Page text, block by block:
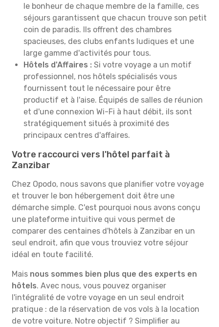
le bonheur de chaque membre de la famille, ces
séjours garantissent que chacun trouve son petit
coin de paradis. Ils offrent des chambres
spacieuses, des clubs enfants ludiques et une
large gamme d'activités pour tous.
Hôtels d'Affaires : Si votre voyage a un motif
professionnel, nos hôtels spécialisés vous
fournissent tout le nécessaire pour être
productif et à l'aise. Équipés de salles de réunion
et d'une connexion Wi-Fi à haut débit, ils sont
stratégiquement situés à proximité des
principaux centres d'affaires.
Votre raccourci vers l'hôtel parfait à
Zanzibar
Chez Opodo, nous savons que planifier votre voyage
et trouver le bon hébergement doit être une
démarche simple. C'est pourquoi nous avons conçu
une plateforme intuitive qui vous permet de
comparer des centaines d'hôtels à Zanzibar en un
seul endroit, afin que vous trouviez votre séjour
idéal en toute facilité.
Mais nous sommes bien plus que des experts en
hôtels. Avec nous, vous pouvez organiser
l'intégralité de votre voyage en un seul endroit
pratique : de la réservation de vos vols à la location
de votre voiture. Notre objectif ? Simplifier au